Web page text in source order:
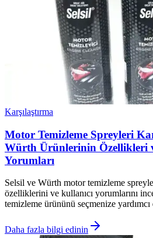
Karşılaştırma
Motor Temizleme Spreyleri
Würth Ürünlerinin Özellikleri
Yorumları
Selsil ve Würth motor temizleme
özelliklerini ve kullanıcı yorumlarını
temizleme ürününü seçmenize
Daha fazla bilgi edinin